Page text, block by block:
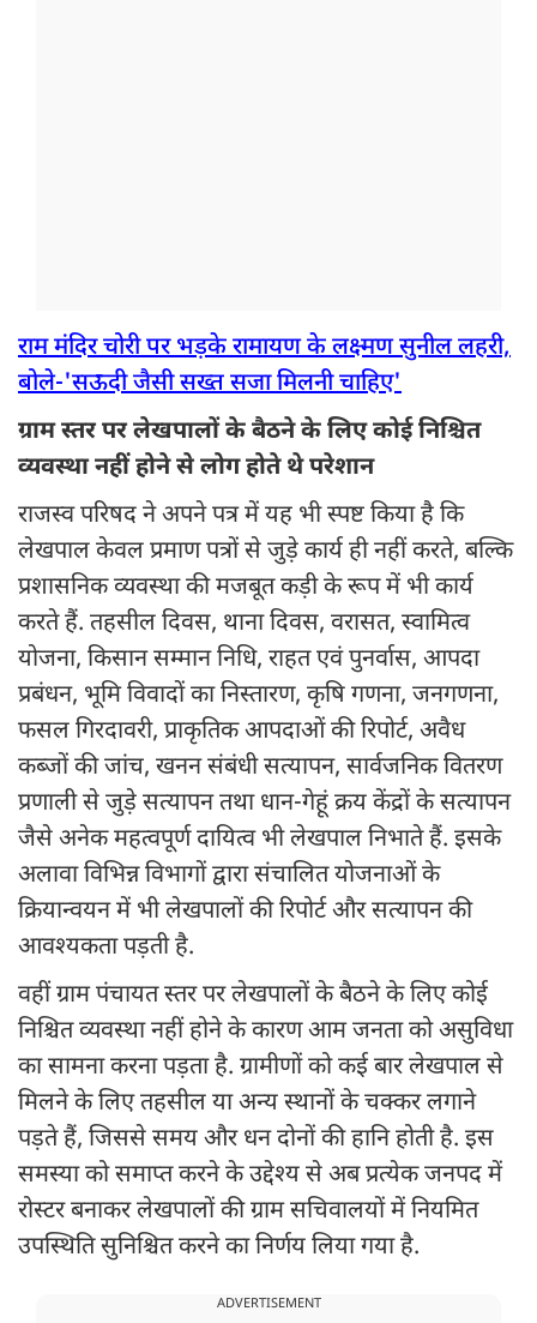
राम मंदिर चोरी पर भड़के रामायण के लक्ष्मण सुनील लहरी,
बोले-'सऊदी जैसी सख्त सजा मिलनी चाहिए'
ग्राम स्तर पर लेखपालों के बैठने के लिए कोई निश्चित
व्यवस्था नहीं होने से लोग होते थे परेशान
राजस्व परिषद ने अपने पत्र में यह भी स्पष्ट किया है कि
लेखपाल केवल प्रमाण पत्रों से जुड़े कार्य ही नहीं करते, बल्कि
प्रशासनिक व्यवस्था की मजबूत कड़ी के रूप में भी कार्य
करते हैं. तहसील दिवस, थाना दिवस, वरासत, स्वामित्व
योजना, किसान सम्मान निधि, राहत एवं पुनर्वास, आपदा
प्रबंधन, भूमि विवादों का निस्तारण, कृषि गणना, जनगणना,
फसल गिरदावरी, प्राकृतिक आपदाओं की रिपोर्ट, अवैध
कब्जों की जांच, खनन संबंधी सत्यापन, सार्वजनिक वितरण
प्रणाली से जुड़े सत्यापन तथा धान-गेहूं क्रय केंद्रों के सत्यापन
जैसे अनेक महत्वपूर्ण दायित्व भी लेखपाल निभाते हैं. इसके
अलावा विभिन्न विभागों द्वारा संचालित योजनाओं के
क्रियान्वयन में भी लेखपालों की रिपोर्ट और सत्यापन की
आवश्यकता पड़ती है.
वहीं ग्राम पंचायत स्तर पर लेखपालों के बैठने के लिए कोई
निश्चित व्यवस्था नहीं होने के कारण आम जनता को असुविधा
का सामना करना पड़ता है. ग्रामीणों को कई बार लेखपाल से
मिलने के लिए तहसील या अन्य स्थानों के चक्कर लगाने
पड़ते हैं, जिससे समय और धन दोनों की हानि होती है. इस
समस्या को समाप्त करने के उद्देश्य से अब प्रत्येक जनपद में
रोस्टर बनाकर लेखपालों की ग्राम सचिवालयों में नियमित
उपस्थिति सुनिश्चित करने का निर्णय लिया गया है.
ADVERTISEMENT